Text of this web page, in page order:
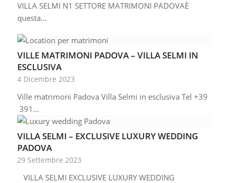
VILLA SELMI N1 SETTORE MATRIMONI PADOVAÈ
questa…
VILLE MATRIMONI PADOVA – VILLA SELMI IN
ESCLUSIVA
4 Dicembre 2023
Ville matrimoni Padova Villa Selmi in esclusiva Tel +39
391…
VILLA SELMI – EXCLUSIVE LUXURY WEDDING
PADOVA
29 Settembre 2023
VILLA SELMI EXCLUSIVE LUXURY WEDDING